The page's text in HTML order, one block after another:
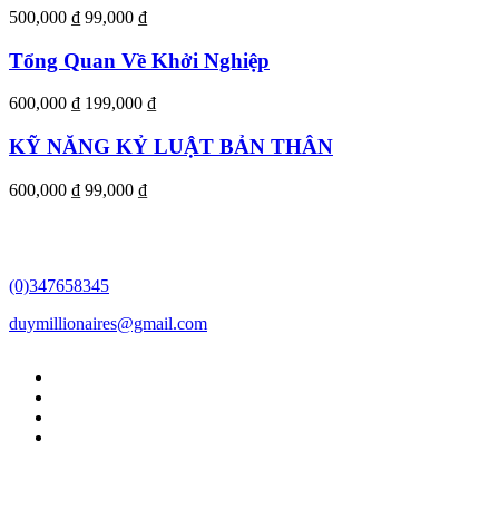
500,000 ₫ 99,000 ₫
Tổng Quan Về Khởi Nghiệp
600,000 ₫ 199,000 ₫
KỸ NĂNG KỶ LUẬT BẢN THÂN
600,000 ₫ 99,000 ₫
(0)347658345
duymillionaires@gmail.com